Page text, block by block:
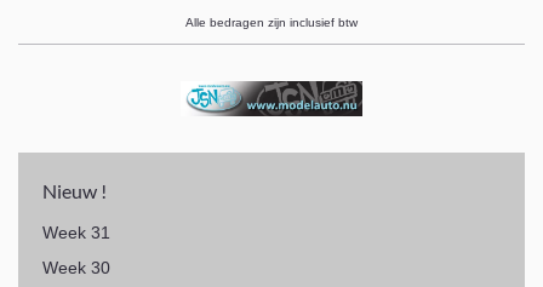
Alle bedragen zijn inclusief btw
Nieuw !
Week 31
Week 30